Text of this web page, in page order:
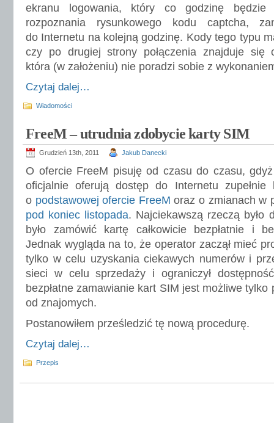
ekranu logowania, który co godzinę będzie
rozpoznania rysunkowego kodu captcha,
do Internetu na kolejną godzinę. Kody tego typu
czy po drugiej strony połączenia znajduje się
która (w założeniu) nie poradzi sobie z
Czytaj dalej…
Wiadomości
FreeM – utrudnia zdobycie karty SIM
Grudzień 13th, 2011 Jakub Danecki
O ofercie FreeM pisuję od czasu do czasu,
oficjalnie oferują dostęp do Internetu zupełnie
o podstawowej ofercie FreeMoraz o zmianach w
pod koniec listopada. Najciekawszą rzeczą było
było zamówić kartę całkowicie bezpłatnie i
Jednak wygląda na to, że operator zaczął mieć
tylko w celu uzyskania ciekawych numerów i
sieci w celu sprzedaży i ograniczył
bezpłatne zamawianie kart SIM jest możliwe
od znajomych.
Postanowiłem prześledzić tę nową procedurę.
Czytaj dalej…
Przepis